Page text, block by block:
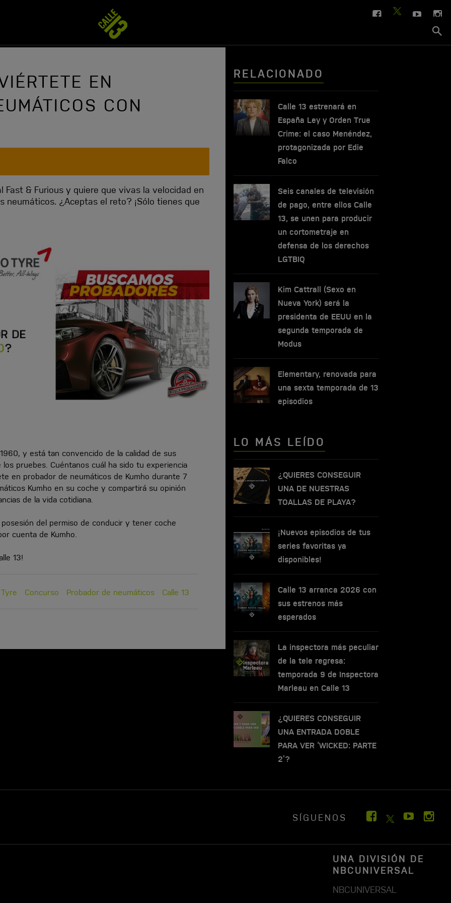
FACEBOOK
TWITTER
YOUTUBE
EN
CON
Fast & Furious y quiere que vivas la velocidad en
neumáticos. ¿Aceptas el reto? ¡Sólo tienes que
y está tan convencido de la calidad de sus
pruebes. Cuéntanos cuál ha sido tu experiencia
en probador de neumáticos de Kumho durante 7
Kumho en su coche y compartirá su opinión
de la vida cotidiana.
del permiso de conducir y tener coche
cuenta de Kumho.
13!
Concurso Probador de neumáticos Calle 13
RELACIONADO
Calle 13 estrenará en
España Ley y Orden True
Crime: el caso Menéndez,
protagonizada por Edie
Falco
Seis canales de televisión
de pago, entre ellos Calle
13, se unen para producir
un cortometraje en
defensa de los derechos
LGTBIQ
Kim Cattrall (Sexo en
Nueva York) será la
presidenta de EEUU en la
segunda temporada de
Modus
Elementary, renovada para
una sexta temporada de 13
episodios
LO MÁS LEÍDO
¿QUIERES CONSEGUIR
UNA DE NUESTRAS
TOALLAS DE PLAYA?
¡Nuevos episodios de tus
series favoritas ya
disponibles!
Calle 13 arranca 2026 con
sus estrenos más
esperados
La inspectora más peculiar
de la tele regresa:
temporada 9 de Inspectora
Marleau en Calle 13
¿QUIERES CONSEGUIR
UNA ENTRADA DOBLE
PARA VER ‘WICKED: PARTE
2’?
SÍGUENOS
UNA DIVISIÓN DE
NBCUNIVERSAL
NBCUNIVERSAL